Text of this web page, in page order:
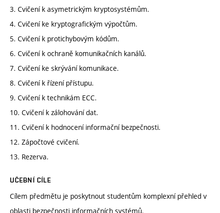
3. Cvičení k asymetrickým kryptosystémům.
4. Cvičení ke kryptografickým výpočtům.
5. Cvičení k protichybovým kódům.
6. Cvičení k ochraně komunikačních kanálů.
7. Cvičení ke skrývání komunikace.
8. Cvičení k řízení přístupu.
9. Cvičení k technikám ECC.
10. Cvičení k zálohování dat.
11. Cvičení k hodnocení informační bezpečnosti.
12. Zápočtové cvičení.
13. Rezerva.
UČEBNÍ CÍLE
Cílem předmětu je poskytnout studentům komplexní přehled v
oblasti bezpečnosti informačních systémů.